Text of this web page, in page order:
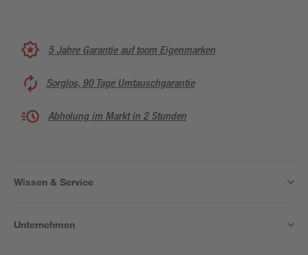
5 Jahre Garantie auf toom Eigenmarken
Sorglos, 90 Tage Umtauschgarantie
Abholung im Markt in 2 Stunden
Wissen & Service
Unternehmen